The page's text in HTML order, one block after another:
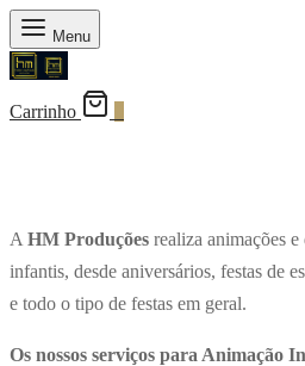
Menu
Carrinho
A HM Produções realiza animações e
infantis, desde aniversários, festas de
e todo o tipo de festas em geral.
Os nossos serviços para Animação